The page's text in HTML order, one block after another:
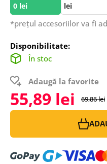
0 lei
lei
*prețul accesoriilor va fi
Disponibilitate:
În stoc
Adaugă la favorite
55,89 lei 69,86 lei